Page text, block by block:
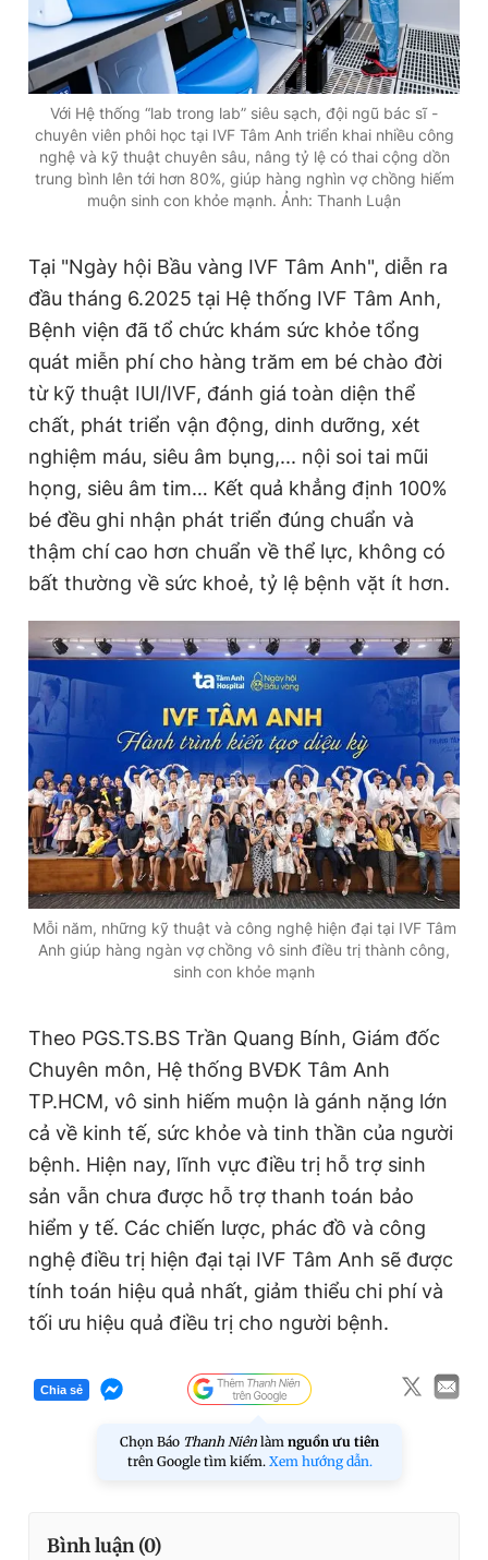
Với Hệ thống “lab trong lab” siêu sạch, đội ngũ bác sĩ -
chuyên viên phôi học tại IVF Tâm Anh triển khai nhiều công
nghệ và kỹ thuật chuyên sâu, nâng tỷ lệ có thai cộng dồn
trung bình lên tới hơn 80%, giúp hàng nghìn vợ chồng hiếm
muộn sinh con khỏe mạnh. Ảnh: Thanh Luận
Tại "Ngày hội Bầu vàng IVF Tâm Anh", diễn ra
đầu tháng 6.2025 tại Hệ thống IVF Tâm Anh,
Bệnh viện đã tổ chức khám sức khỏe tổng
quát miễn phí cho hàng trăm em bé chào đời
từ kỹ thuật IUI/IVF, đánh giá toàn diện thể
chất, phát triển vận động, dinh dưỡng, xét
nghiệm máu, siêu âm bụng,... nội soi tai mũi
họng, siêu âm tim… Kết quả khẳng định 100%
bé đều ghi nhận phát triển đúng chuẩn và
thậm chí cao hơn chuẩn về thể lực, không có
bất thường về sức khoẻ, tỷ lệ bệnh vặt ít hơn.
Mỗi năm, những kỹ thuật và công nghệ hiện đại tại IVF Tâm
Anh giúp hàng ngàn vợ chồng vô sinh điều trị thành công,
sinh con khỏe mạnh
Theo PGS.TS.BS Trần Quang Bính, Giám đốc
Chuyên môn, Hệ thống BVĐK Tâm Anh
TP.HCM, vô sinh hiếm muộn là gánh nặng lớn
cả về kinh tế, sức khỏe và tinh thần của người
bệnh. Hiện nay, lĩnh vực điều trị hỗ trợ sinh
sản vẫn chưa được hỗ trợ thanh toán bảo
hiểm y tế. Các chiến lược, phác đồ và công
nghệ điều trị hiện đại tại IVF Tâm Anh sẽ được
tính toán hiệu quả nhất, giảm thiểu chi phí và
tối ưu hiệu quả điều trị cho người bệnh.
Chia sẻ
Chọn Báo Thanh Niên làm nguồn ưu tiên
trên Google tìm kiếm. Xem hướng dẫn.
Bình luận (0)